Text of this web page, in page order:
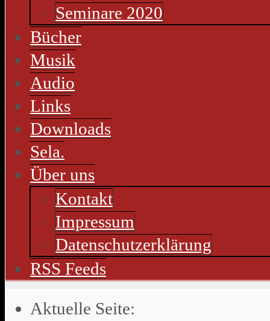
Seminare 2020
Bücher
Musik
Audio
Links
Downloads
Sela.
Über uns
Kontakt
Impressum
Datenschutzerklärung
RSS Feeds
Aktuelle Seite: